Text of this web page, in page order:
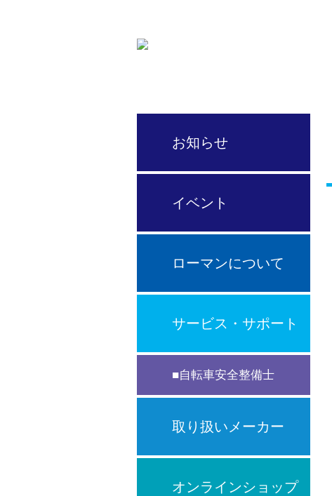
お知らせ
イベント
ローマンについて
サービス・サポート
自転車安全整備士
取り扱いメーカー
オンラインショップ